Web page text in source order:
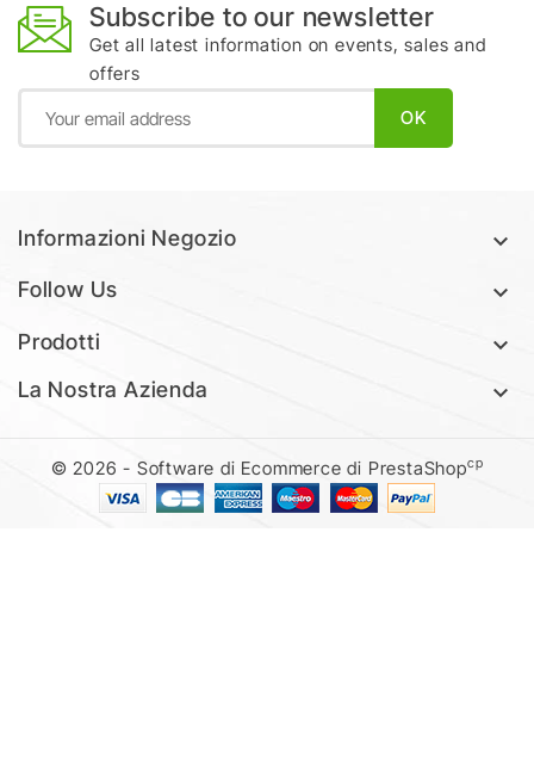
Subscribe to our newsletter
Get all latest information on events, sales and
offers
Informazioni Negozio 
Follow Us 
Prodotti 
La Nostra Azienda 
© 2026 - Software di Ecommerce di PrestaShopcp